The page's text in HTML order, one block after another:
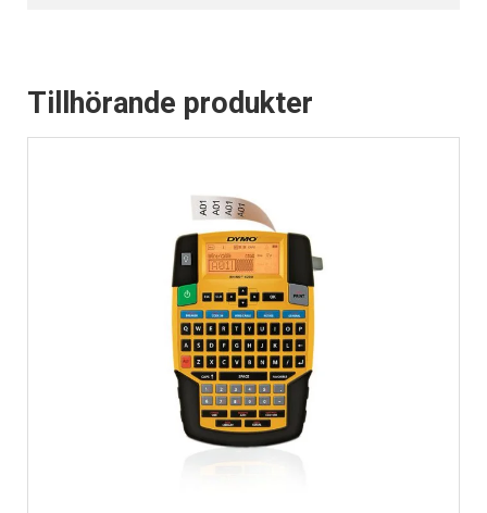
Tillhörande produkter